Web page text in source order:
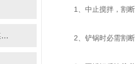
二氧化碳超临界电解水煤浆制甲烷装置
1、中止搅拌，割断
2、铲锅时必需割断